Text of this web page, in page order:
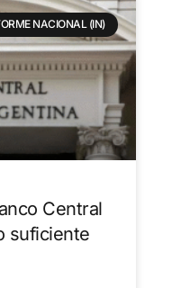
NACIONAL (IN)
Central
suficiente